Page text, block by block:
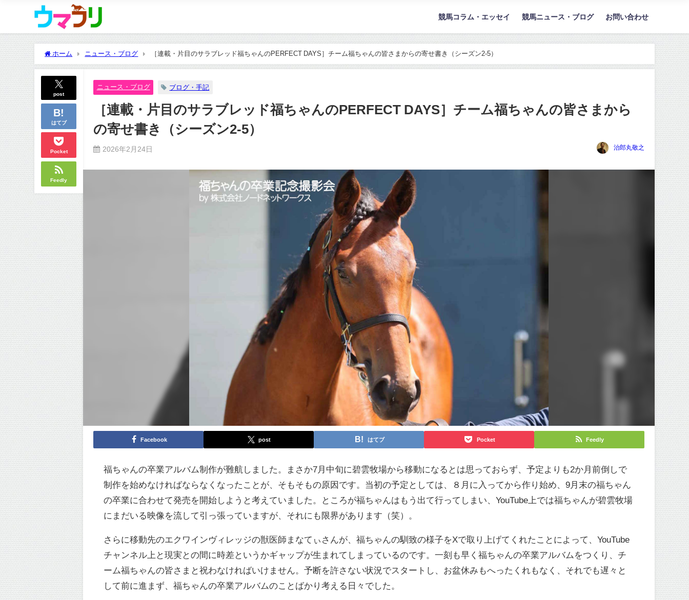
競馬コラム・エッセイ 競馬ニュース・ブログ お問い合わせ
ホーム ニュース・ブログ ［連載・片目のサラブレッド福ちゃんのPERFECT DAYS］チーム福ちゃんの皆さまからの寄せ書き（シーズン2-5）
post
はてブ
Pocket
Feedly
ニュース・ブログ ブログ・手記
［連載・片目のサラブレッド福ちゃんのPERFECT DAYS］チーム福ちゃんの皆さまから
の寄せ書き（シーズン2-5）
2026年2月24日 治郎丸敬之
Facebook post はてブ Pocket Feedly
福ちゃんの卒業アルバム制作が難航しました。まさか7月中旬に碧雲牧場から移動になるとは思っておらず、予定よりも2か月前倒しで
制作を始めなければならなくなったことが、そもそもの原因です。当初の予定としては、８月に入ってから作り始め、9月末の福ちゃん
の卒業に合わせて発売を開始しようと考えていました。ところが福ちゃんはもう出て行ってしまい、YouTube上では福ちゃんが碧雲牧場
にまだいる映像を流して引っ張っていますが、それにも限界があります（笑）。
さらに移動先のエクワインヴィレッジの獣医師まなてぃさんが、福ちゃんの馴致の様子をXで取り上げてくれたことによって、YouTube
チャンネル上と現実との間に時差というかギャップが生まれてしまっているのです。一刻も早く福ちゃんの卒業アルバムをつくり、チ
ーム福ちゃんの皆さまと祝わなければいけません。予断を許さない状況でスタートし、お盆休みもへったくれもなく、それでも遅々と
して前に進まず、福ちゃんの卒業アルバムのことばかり考える日々でした。